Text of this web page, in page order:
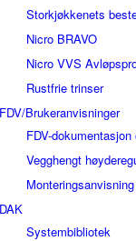
Storkjøkkenets
Nicro BRAVO
Nicro VVS
Rustfrie trinser
FDV/Brukeranvisninger
FDV-
Vegghengt
DAK
Systembibliotek